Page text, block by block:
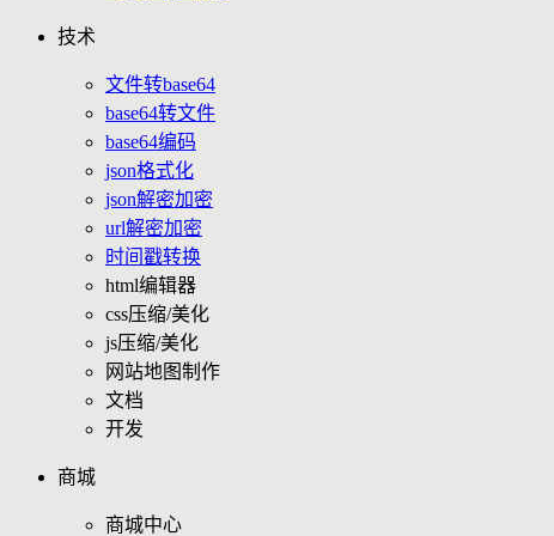
技术
文件转base64
base64转文件
base64编码
json格式化
json解密加密
url解密加密
时间戳转换
html编辑器
css压缩/美化
js压缩/美化
网站地图制作
文档
开发
商城
商城中心